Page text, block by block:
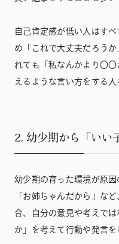
自己肯定感が低い人はす
め「これで大丈夫だろう
れても「私なんかより〇
えるような言い方をする人
2. 幼少期から「いい
幼少期の育った環境が原因
「お姉ちゃんだから」な
合、自分の意見や考えで
か」を考えて行動や発言を